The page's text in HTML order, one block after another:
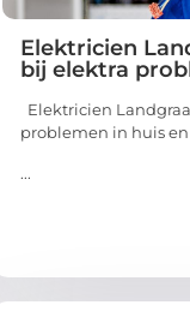
Elektricien
bij elektra
Elektricien
problemen in huis
...